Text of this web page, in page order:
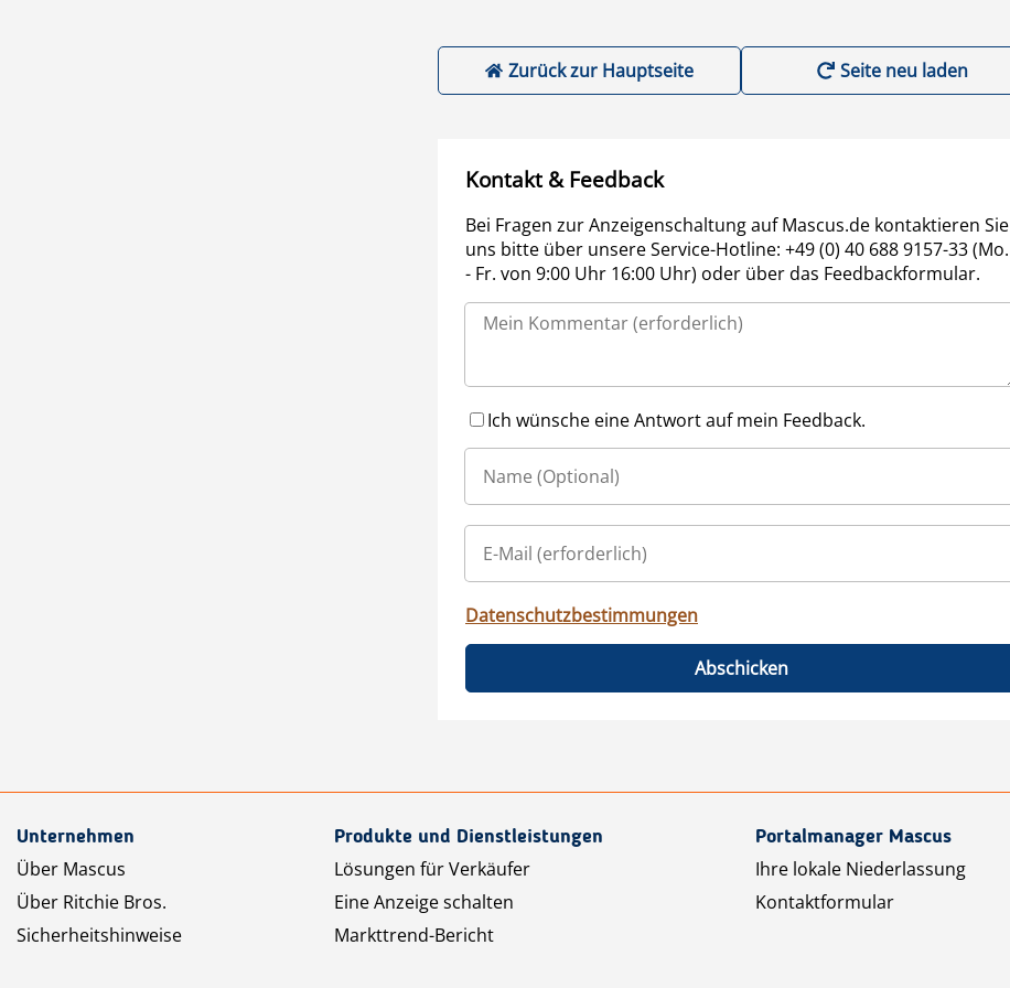
Zurück zur Hauptseite Seite neu laden
Kontakt & Feedback
Bei Fragen zur Anzeigenschaltung auf Mascus.de kontaktieren Sie
uns bitte über unsere Service-Hotline: +49 (0) 40 688 9157-33 (Mo.
- Fr. von 9:00 Uhr 16:00 Uhr) oder über das Feedbackformular.
Ich wünsche eine Antwort auf mein Feedback.
Datenschutzbestimmungen
Abschicken
Unternehmen
Über Mascus
Über Ritchie Bros.
Sicherheitshinweise
Produkte und Dienstleistungen
Lösungen für Verkäufer
Eine Anzeige schalten
Markttrend-Bericht
Portalmanager Mascus
Ihre lokale Niederlassung
Kontaktformular